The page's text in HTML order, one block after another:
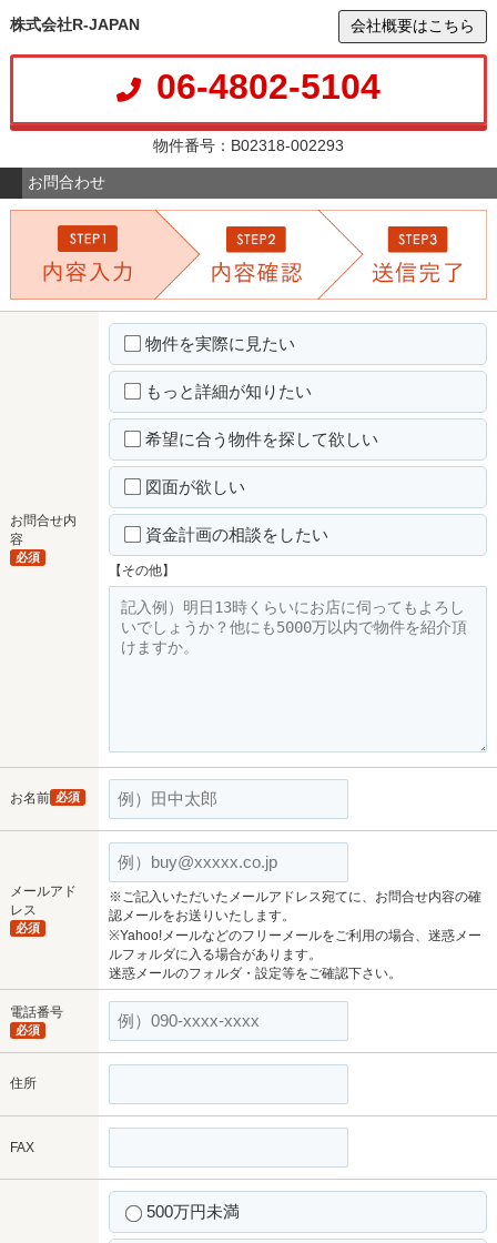
株式会社R-JAPAN 会社概要はこちら
06-4802-5104
物件番号：B02318-002293
お問合わせ
お問合せ内
容
必須
物件を実際に見たい
もっと詳細が知りたい
希望に合う物件を探して欲しい
図面が欲しい
資金計画の相談をしたい
【その他】
お名前 必須
メールアド
レス
必須
※ご記入いただいたメールアドレス宛てに、お問合せ内容の確
認メールをお送りいたします。
※Yahoo!メールなどのフリーメールをご利用の場合、迷惑メー
ルフォルダに入る場合があります。
迷惑メールのフォルダ・設定等をご確認下さい。
電話番号
必須
住所
FAX
500万円未満